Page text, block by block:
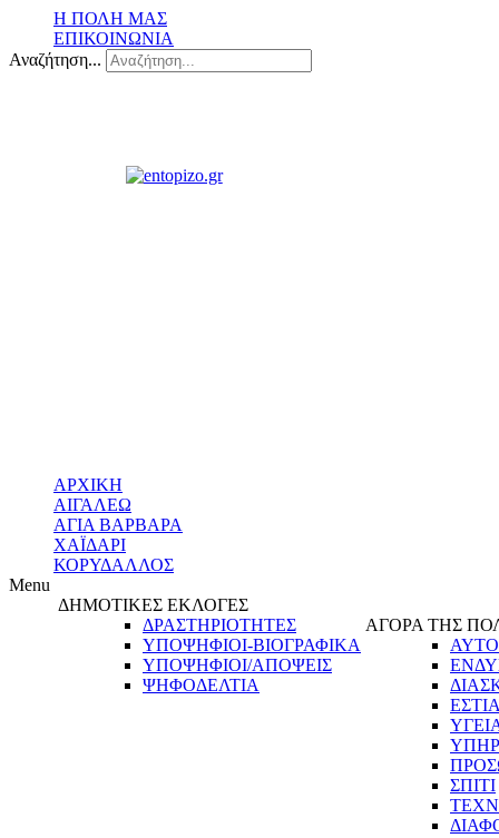
Η ΠΟΛΗ ΜΑΣ
ΕΠΙΚΟΙΝΩΝΙΑ
Αναζήτηση...
ΑΡΧΙΚΗ
ΑΙΓΑΛΕΩ
ΑΓΙΑ ΒΑΡΒΑΡΑ
ΧΑΪΔΑΡΙ
ΚΟΡΥΔΑΛΛΟΣ
Menu
ΔΗΜΟΤΙΚΕΣ ΕΚΛΟΓΕΣ
ΔΡΑΣΤΗΡΙΟΤΗΤΕΣ
ΥΠΟΨΗΦΙΟΙ-ΒΙΟΓΡΑΦΙΚΑ
ΥΠΟΨΗΦΙΟΙ/ΑΠΟΨΕΙΣ
ΨΗΦΟΔΕΛΤΙΑ
ΑΓΟΡΑ ΤΗΣ
ΣΠΙΤΙ